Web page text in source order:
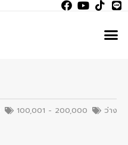
100,001 - 200,000 ว่าง